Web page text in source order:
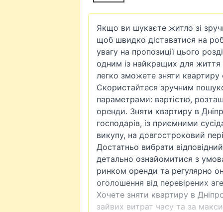
Якщо ви шукаєте житло зі
щоб швидко діставатися на
увагу на пропозиції цього
одним із найкращих для життя
легко зможете зняти квартиру
Скористайтеся зручним
параметрами: вартістю,
оренди. Зняти квартиру в
господарів, із приємними
викупу, на довгостроковий
Достатньо вибрати
детально ознайомитися з
ринком оренди та регулярно
оголошення від перевірених
Хочете зняти квартиру в
зайвих витрат часу та за